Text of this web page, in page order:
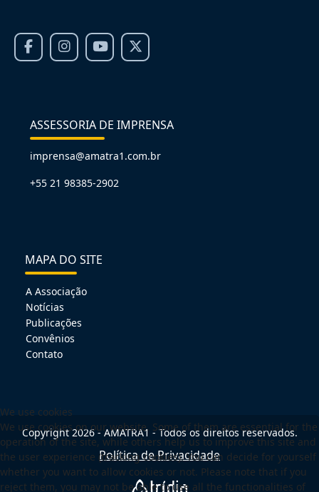
ASSESSORIA DE IMPRENSA
imprensa@amatra1.com.br
+55 21 98385-2902
MAPA DO SITE
A Associação
Notícias
Publicações
Convênios
Contato
Copyright 2026 - AMATRA1 - Todos os direitos reservados.
Política de Privacidade
We use cookies
We use cookies on our website. Some of them are essential for the
operation of the site, while others help us to improve this site and
the user experience (tracking cookies). You can decide for yourself
whether you want to allow cookies or not. Please note that if you
reject them, you may not be able to use all the functionalities of